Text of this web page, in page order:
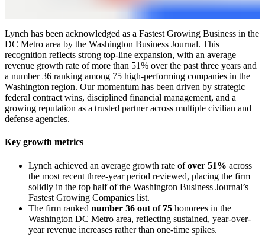
Lynch has been acknowledged as a Fastest Growing Business in the
DC Metro area by the Washington Business Journal. This
recognition reflects strong top-line expansion, with an average
revenue growth rate of more than 51% over the past three years and
a number 36 ranking among 75 high-performing companies in the
Washington region. Our momentum has been driven by strategic
federal contract wins, disciplined financial management, and a
growing reputation as a trusted partner across multiple civilian and
defense agencies.​​​​​‌ ‍ ​‍​‍‌‍ ‌ ​‍‌‍‍‌‌‍‌ ‌‍‍‌‌‍ ‍​‍​‍​ ‍‍​‍​‍‌ ​ ‌‍​‌‌‍ ‍‌‍‍‌‌ ‌​‌ ‍‌​‍ ‍‌‍‍‌‌‍ ​‍​‍​‍ ​​‍​‍‌‍‍​‌ ​‍‌‍‌‌‌‍‌‍​‍​‍​ ‍‍​‍​‍‌‍‍​‌ ‌​‌ ‌​‌ ​​‌ ​ ​ ‍‍​‍ ​‍ ‌‍ ​‌ ‍‌‌‍ ‍‌‍​ ‌‍‍​‌‍​ ‌‍ ‌‍ ‍‌ ​ ‌ ‌‌‌‍ ​‌ ‌​‌‍​‌‌‍ ‍‌ ‌​‌ ​ ​‍ ‍‌ ​ ‌‍​‌‌‍ ‍‌‍‍‌‌ ‌​‌ ‍‌​‍ ‍‌ ​ ‌ ‌​‌ ‌‌‌‍‌​‌‍‍‌‌‍ ​‍ ‌‍‍‌‌‍ ‍‌ ‌​‌‍‌‌‌‍ ‍‌ ‌​​‍ ‌‍‌‌‌‍‌​‌‍‍‌‌ ‌​​‍ ‌‍ ‌‌‍ ‌‍‌​‌‍‌‌​ ‌‌ ​​‌ ​‍‌‍‌‌‌ ​ ‌‍‌‌‌‍ ‍‌ ‌​‌‍​‌‌ ‌​‌‍‍‌‌‍ ‌‍ ‍​ ‍ ‌‍‍‌‌‍‌​​ ‌​ ‍​‌‍​ ‌‍​ ​ ‌‌​ ‌ ‌‍​‌​ ‌‍​ ‌‌​‍ ‌​ ‍​​ ​‍​ ​‍​ ‍‌​‍ ‌​ ‌​​ ‌‌​ ‌ ‌‍​ ​‍ ‌​ ‍​​ ‌‌​ ‌​​ ​ ​‍ ‌‌‍​‌​ ​‌‌‍​ ​ ‍​​ ‌​‌‍‌​​ ‍​​ ‍‌‌‍​ ‌‍​ ​ ‌‍​ ​‌​ ‍ ‌ ‌​‌ ‍‌‌ ​​‌‍‌‌​ ‌‌‍​‍‌‍ ​‌‍ ‌‍‌ ​ ‍ ‌ ​​‌‍​‌‌ ‌​‌‍‍​​ ‌‌ ​‍‌‍‍‌‌‍​ ‌‍‍​‌‌‌​‌‍‌‌‌ ‍​‌ ‌​​‍‌‌​ ‌‌‌​​‍‌‌ ‌‍‍ ‌‍‌‌‌ ‍‌​‍‌‌​ ​ ‌​‌​​‍‌‌​ ​ ‌​‌​​‍‌‌​ ​‍​ ​‍​ ‍‌​ ‌​‌‍​ ‌‍‌‍​ ‌​​ ‍​‌‍‌‍‌‍​ ​ ‍​‌‍​‍​ ‍​‌‍‌‍​‍‌‌​ ​‍​ ​‍​‍‌‌​ ‌‌‌​‌​​‍ ‍‌‍​ ‌‍‍​‌‍‍‌‌‍ ​‌‍‌​‌ ​‍‌‍‌‌‌‍ ‍​‍‌‌​ ‌‌‌​​‍‌‌ ‌‍‍ ‌‍‌‌‌ ‍‌​‍‌‌​ ​ ‌​‌​​‍‌‌​ ​ ‌​‌​​‍‌‌​ ​‍​ ​‍‌‍​‌​ ‌​​ ​‍​ ​ ‌‍​ ​ ​​​ ​ ​ ​‌​ ‌‌‌‍‌‌‌‍​‍​ ​‍​‍‌‌​ ​‍​ ​‍​‍‌‌​ ‌‌‌​‌​​‍ ‍‌ ‌​‌‍‌‌‌ ‍​‌ ‌​​ ‌‍​‍‌‍​‌‌ ​ ‌‍‌‌‌‌‌‌‌ ​‍‌‍ ​​ ‌‌‍‍​‌ ‌​‌ ‌​‌ ​​‌ ​ ​‍‌‌​ ​ ‌​​‌​‍‌‌​ ​‍‌​‌‍​‍‌‌​ ​‍‌​‌‍‌‍ ​‌ ‍‌‌‍ ‍‌‍​ ‌‍‍​‌‍​ ‌‍ ‌‍ ‍‌ ​ ‌ ‌‌‌‍ ​‌ ‌​‌‍​‌‌‍ ‍‌ ‌​‌ ​ ​‍ ‍‌ ​ ‌‍​‌‌‍ ‍‌‍‍‌‌ ‌​‌ ‍‌​‍ ‍‌ ​ ‌ ‌​‌ ‌‌‌‍‌​‌‍‍‌‌‍ ​‍‌‍‌‍‍‌‌‍‌​​ ‌​ ‍​‌‍​ ‌‍​ ​ ‌‌​ ‌ ‌‍​‌​ ‌‍​ ‌‌​‍ ‌​ ‍​​ ​‍​ ​‍​ ‍‌​‍ ‌​ ‌​​ ‌‌​ ‌ ‌‍​ ​‍ ‌​ ‍​​ ‌‌​ ‌​​ ​ ​‍ ‌‌‍​‌​ ​‌‌‍​ ​ ‍​​ ‌​‌‍‌​​ ‍​​ ‍‌‌‍​ ‌‍​ ​ ‌‍​ ​‌​‍‌‍‌ ‌​‌ ‍‌‌ ​​‌‍‌‌​ ‌‌‍​‍‌‍ ​‌‍ ‌‍‌ ​‍‌‍‌ ​​‌‍​‌‌ ‌​‌‍‍​​ ‌‌ ​‍‌‍‍‌‌‍​ ‌‍‍​‌‌‌​‌‍‌‌‌ ‍​‌ ‌​​‍‌‌​ ‌‌‌​​‍‌‌ ‌‍‍ ‌‍‌‌‌ ‍‌​‍‌‌​ ​ ‌​‌​​‍‌‌​ ​ ‌​‌​​‍‌‌​ ​‍​ ​‍​ ‍‌​ ‌​‌‍​ ‌‍‌‍​ ‌​​ ‍​‌‍‌‍‌‍​ ​ ‍​‌‍​‍​ ‍​‌‍‌‍​‍‌‌​ ​‍​ ​‍​‍‌‌​ ‌‌‌​‌​​‍ ‍‌‍​ ‌‍‍​‌‍‍‌‌‍ ​‌‍‌​‌ ​‍‌‍‌‌‌‍ ‍​‍‌‌​ ‌‌‌​​‍‌‌ ‌‍‍ ‌‍‌‌‌ ‍‌​‍‌‌​ ​ ‌​‌​​‍‌‌​ ​ ‌​‌​​‍‌‌​ ​‍​ ​‍‌‍​‌​ ‌​​ ​‍​ ​ ‌‍​ ​ ​​​ ​ ​ ​‌​ ‌‌‌‍‌‌‌‍​‍​ ​‍​‍‌‌​ ​‍​ ​‍​‍‌‌​ ‌‌‌​‌​​‍ ‍‌ ‌​‌‍‌‌‌ ‍​‌ ‌​​‍‌‍‌ ​​‌‍‌‌‌ ​‍‌ ​ ‌ ​​‌‍‌‌‌‍​ ‌ ‌​‌‍‍‌‌ ‌‍‌‍‌‌​ ‌‌ ​​‌ ‌‌‌‍​‍‌‍ ​‌‍‍‌‌ ​ ‌‍‍​‌‍‌‌‌‍‌​​‍​‍‌ ‌
Key growth metrics​​​​‌ ‍ ​‍​‍‌‍ ‌ ​‍‌‍‍‌‌‍‌ ‌‍‍‌‌‍ ‍​‍​‍​ ‍‍​‍​‍‌ ​ ‌‍​‌‌‍ ‍‌‍‍‌‌ ‌​‌ ‍‌​‍ ‍‌‍‍‌‌‍ ​‍​‍​‍ ​​‍​‍‌‍‍​‌ ​‍‌‍‌‌‌‍‌‍​‍​‍​ ‍‍​‍​‍‌‍‍​‌ ‌​‌ ‌​‌ ​​‌ ​ ​ ‍‍​‍ ​‍ ‌‍ ​‌ ‍‌‌‍ ‍‌‍​ ‌‍‍​‌‍​ ‌‍ ‌‍ ‍‌ ​ ‌ ‌‌‌‍ ​‌ ‌​‌‍​‌‌‍ ‍‌ ‌​‌ ​ ​‍ ‍‌ ​ ‌‍​‌‌‍ ‍‌‍‍‌‌ ‌​‌ ‍‌​‍ ‍‌ ​ ‌ ‌​‌ ‌‌‌‍‌​‌‍‍‌‌‍ ​‍ ‌‍‍‌‌‍ ‍‌ ‌​‌‍‌‌‌‍ ‍‌ ‌​​‍ ‌‍‌‌‌‍‌​‌‍‍‌‌ ‌​​‍ ‌‍ ‌‌‍ ‌‍‌​‌‍‌‌​ ‌‌ ​​‌ ​‍‌‍‌‌‌ ​ ‌‍‌‌‌‍ ‍‌ ‌​‌‍​‌‌ ‌​‌‍‍‌‌‍ ‌‍ ‍​ ‍ ‌‍‍‌‌‍‌​​ ‌​ ‍​‌‍​ ‌‍​ ​ ‌‌​ ‌ ‌‍​‌​ ‌‍​ ‌‌​‍ ‌​ ‍​​ ​‍​ ​‍​ ‍‌​‍ ‌​ ‌​​ ‌‌​ ‌ ‌‍​ ​‍ ‌​ ‍​​ ‌‌​ ‌​​ ​ ​‍ ‌‌‍​‌​ ​‌‌‍​ ​ ‍​​ ‌​‌‍‌​​ ‍​​ ‍‌‌‍​ ‌‍​ ​ ‌‍​ ​‌​ ‍ ‌ ‌​‌ ‍‌‌ ​​‌‍‌‌​ ‌‌‍​‍‌‍ ​‌‍ ‌‍‌ ​ ‍ ‌ ​​‌‍​‌‌ ‌​‌‍‍​​ ‌‌ ​‍‌‍‍‌‌‍​ ‌‍‍​‌‌‌​‌‍‌‌‌ ‍​‌ ‌​​‍‌‌​ ‌‌‌​​‍‌‌ ‌‍‍ ‌‍‌‌‌ ‍‌​‍‌‌​ ​ ‌​‌​​‍‌‌​ ​ ‌​‌​​‍‌‌​ ​‍​ ​‍‌‍​ ​ ​ ​ ​ ​ ​‌‌‍​‍​ ​​‌‍‌​​ ‍​​ ‌ ​ ‍​​ ​ ​ ​‌​‍‌‌​ ​‍​ ​‍​‍‌‌​ ‌‌‌​‌​​‍ ‍‌‍​ ‌‍‍​‌‍‍‌‌‍ ​‌‍‌​‌ ​‍‌‍‌‌‌‍ ‍​‍‌‌​ ‌‌‌​​‍‌‌ ‌‍‍ ‌‍‌‌‌ ‍‌​‍‌‌​ ​ ‌​‌​​‍‌‌​ ​ ‌​‌​​‍‌‌​ ​‍​ ​‍‌‍‌​‌‍​‍‌‍‌‌​ ‍​‌‍​‌​ ‍‌​ ‍​​ ​‌‌‍‌‌​ ​‌‌‍​‌​ ‌ ​‍‌‌​ ​‍​ ​‍​‍‌‌​ ‌‌‌​‌​​‍ ‍‌ ‌​‌‍‌‌‌ ‍​‌ ‌​​ ‌‍​‍‌‍​‌‌ ​ ‌‍‌‌‌‌‌‌‌ ​‍‌‍ ​​ ‌‌‍‍​‌ ‌​‌ ‌​‌ ​​‌ ​ ​‍‌‌​ ​ ‌​​‌​‍‌‌​ ​‍‌​‌‍​‍‌‌​ ​‍‌​‌‍‌‍ ​‌ ‍‌‌‍ ‍‌‍​ ‌‍‍​‌‍​ ‌‍ ‌‍ ‍‌ ​ ‌ ‌‌‌‍ ​‌ ‌​‌‍​‌‌‍ ‍‌ ‌​‌ ​ ​‍ ‍‌ ​ ‌‍​‌‌‍ ‍‌‍‍‌‌ ‌​‌ ‍‌​‍ ‍‌ ​ ‌ ‌​‌ ‌‌‌‍‌​‌‍‍‌‌‍ ​‍‌‍‌‍‍‌‌‍‌​​ ‌​ ‍​‌‍​ ‌‍​ ​ ‌‌​ ‌ ‌‍​‌​ ‌‍​ ‌‌​‍ ‌​ ‍​​ ​‍​ ​‍​ ‍‌​‍ ‌​ ‌​​ ‌‌​ ‌ ‌‍​ ​‍ ‌​ ‍​​ ‌‌​ ‌​​ ​ ​‍ ‌‌‍​‌​ ​‌‌‍​ ​ ‍​​ ‌​‌‍‌​​ ‍​​ ‍‌‌‍​ ‌‍​ ​ ‌‍​ ​‌​‍‌‍‌ ‌​‌ ‍‌‌ ​​‌‍‌‌​ ‌‌‍​‍‌‍ ​‌‍ ‌‍‌ ​‍‌‍‌ ​​‌‍​‌‌ ‌​‌‍‍​​ ‌‌ ​‍‌‍‍‌‌‍​ ‌‍‍​‌‌‌​‌‍‌‌‌ ‍​‌ ‌​​‍‌‌​ ‌‌‌​​‍‌‌ ‌‍‍ ‌‍‌‌‌ ‍‌​‍‌‌​ ​ ‌​‌​​‍‌‌​ ​ ‌​‌​​‍‌‌​ ​‍​ ​‍‌‍​ ​ ​ ​ ​ ​ ​‌‌‍​‍​ ​​‌‍‌​​ ‍​​ ‌ ​ ‍​​ ​ ​ ​‌​‍‌‌​ ​‍​ ​‍​‍‌‌​ ‌‌‌​‌​​‍ ‍‌‍​ ‌‍‍​‌‍‍‌‌‍ ​‌‍‌​‌ ​‍‌‍‌‌‌‍ ‍​‍‌‌​ ‌‌‌​​‍‌‌ ‌‍‍ ‌‍‌‌‌ ‍‌​‍‌‌​ ​ ‌​‌​​‍‌‌​ ​ ‌​‌​​‍‌‌​ ​‍​ ​‍‌‍‌​‌‍​‍‌‍‌‌​ ‍​‌‍​‌​ ‍‌​ ‍​​ ​‌‌‍‌‌​ ​‌‌‍​‌​ ‌ ​‍‌‌​ ​‍​ ​‍​‍‌‌​ ‌‌‌​‌​​‍ ‍‌ ‌​‌‍‌‌‌ ‍​‌ ‌​​‍‌‍‌ ​​‌‍‌‌‌ ​‍‌ ​ ‌ ​​‌‍‌‌‌‍​ ‌ ‌​‌‍‍‌‌ ‌‍‌‍‌‌​ ‌‌ ​​‌ ‌‌‌‍​‍‌‍ ​‌‍‍‌‌ ​ ‌‍‍​‌‍‌‌‌‍‌​​‍​‍‌ ‌
Lynch achieved an average growth rate of ​​​​‌ ‍ ​‍​‍‌‍ ‌ ​‍‌‍‍‌‌‍‌ ‌‍‍‌‌‍ ‍​‍​‍​ ‍‍​‍​‍‌ ​ ‌‍​‌‌‍ ‍‌‍‍‌‌ ‌​‌ ‍‌​‍ ‍‌‍‍‌‌‍ ​‍​‍​‍ ​​‍​‍‌‍‍​‌ ​‍‌‍‌‌‌‍‌‍​‍​‍​ ‍‍​‍​‍‌‍‍​‌ ‌​‌ ‌​‌ ​​‌ ​ ​ ‍‍​‍ ​‍ ‌‍ ​‌ ‍‌‌‍ ‍‌‍​ ‌‍‍​‌‍​ ‌‍ ‌‍ ‍‌ ​ ‌ ‌‌‌‍ ​‌ ‌​‌‍​‌‌‍ ‍‌ ‌​‌ ​ ​‍ ‍‌ ​ ‌‍​‌‌‍ ‍‌‍‍‌‌ ‌​‌ ‍‌​‍ ‍‌ ​ ‌ ‌​‌ ‌‌‌‍‌​‌‍‍‌‌‍ ​‍ ‌‍‍‌‌‍ ‍‌ ‌​‌‍‌‌‌‍ ‍‌ ‌​​‍ ‌‍‌‌‌‍‌​‌‍‍‌‌ ‌​​‍ ‌‍ ‌‌‍ ‌‍‌​‌‍‌‌​ ‌‌ ​​‌ ​‍‌‍‌‌‌ ​ ‌‍‌‌‌‍ ‍‌ ‌​‌‍​‌‌ ‌​‌‍‍‌‌‍ ‌‍ ‍​ ‍ ‌‍‍‌‌‍‌​​ ‌​ ‍​‌‍​ ‌‍​ ​ ‌‌​ ‌ ‌‍​‌​ ‌‍​ ‌‌​‍ ‌​ ‍​​ ​‍​ ​‍​ ‍‌​‍ ‌​ ‌​​ ‌‌​ ‌ ‌‍​ ​‍ ‌​ ‍​​ ‌‌​ ‌​​ ​ ​‍ ‌‌‍​‌​ ​‌‌‍​ ​ ‍​​ ‌​‌‍‌​​ ‍​​ ‍‌‌‍​ ‌‍​ ​ ‌‍​ ​‌​ ‍ ‌ ‌​‌ ‍‌‌ ​​‌‍‌‌​ ‌‌‍​‍‌‍ ​‌‍ ‌‍‌ ​ ‍ ‌ ​​‌‍​‌‌ ‌​‌‍‍​​ ‌‌ ​‍‌‍‍‌‌‍​ ‌‍‍​‌‌‌​‌‍‌‌‌ ‍​‌ ‌​​‍‌‌​ ‌‌‌​​‍‌‌ ‌‍‍ ‌‍‌‌‌ ‍‌​‍‌‌​ ​ ‌​‌​​‍‌‌​ ​ ‌​‌​​‍‌‌​ ​‍​ ​‍​ ‌​​ ​​‌‍‌‍​ ​‌‌‍‌‍‌‍‌‌‌‍‌​​ ​‍​ ​​‌‍‌​‌‍‌‍​ ‌​​‍‌‌​ ​‍​ ​‍​‍‌‌​ ‌‌‌​‌​​‍ ‍‌‍​ ‌‍‍​‌‍‍‌‌‍ ​‌‍‌​‌ ​‍‌‍‌‌‌‍ ‍​‍‌‌​ ‌‌‌​​‍‌‌ ‌‍‍ ‌‍‌‌‌ ‍‌​‍‌‌​ ​ ‌​‌​​‍‌‌​ ​ ‌​‌​​‍‌‌​ ​‍​ ​‍​ ‍​​ ​ ​ ‍‌​ ‌ ‌‍‌​​ ‍​​ ‌​‌‍​‍​ ​​‌‍​‍​ ​‍​ ​ ​‍‌‌​ ​‍​ ​‍​‍‌‌​ ‌‌‌​‌​​‍ ‍‌ ‌​‌‍‌‌‌ ‍​‌ ‌​​ ‌‍​‍‌‍​‌‌ ​ ‌‍‌‌‌‌‌‌‌ ​‍‌‍ ​​ ‌‌‍‍​‌ ‌​‌ ‌​‌ ​​‌ ​ ​‍‌‌​ ​ ‌​​‌​‍‌‌​ ​‍‌​‌‍​‍‌‌​ ​‍‌​‌‍‌‍ ​‌ ‍‌‌‍ ‍‌‍​ ‌‍‍​‌‍​ ‌‍ ‌‍ ‍‌ ​ ‌ ‌‌‌‍ ​‌ ‌​‌‍​‌‌‍ ‍‌ ‌​‌ ​ ​‍ ‍‌ ​ ‌‍​‌‌‍ ‍‌‍‍‌‌ ‌​‌ ‍‌​‍ ‍‌ ​ ‌ ‌​‌ ‌‌‌‍‌​‌‍‍‌‌‍ ​‍‌‍‌‍‍‌‌‍‌​​ ‌​ ‍​‌‍​ ‌‍​ ​ ‌‌​ ‌ ‌‍​‌​ ‌‍​ ‌‌​‍ ‌​ ‍​​ ​‍​ ​‍​ ‍‌​‍ ‌​ ‌​​ ‌‌​ ‌ ‌‍​ ​‍ ‌​ ‍​​ ‌‌​ ‌​​ ​ ​‍ ‌‌‍​‌​ ​‌‌‍​ ​ ‍​​ ‌​‌‍‌​​ ‍​​ ‍‌‌‍​ ‌‍​ ​ ‌‍​ ​‌​‍‌‍‌ ‌​‌ ‍‌‌ ​​‌‍‌‌​ ‌‌‍​‍‌‍ ​‌‍ ‌‍‌ ​‍‌‍‌ ​​‌‍​‌‌ ‌​‌‍‍​​ ‌‌ ​‍‌‍‍‌‌‍​ ‌‍‍​‌‌‌​‌‍‌‌‌ ‍​‌ ‌​​‍‌‌​ ‌‌‌​​‍‌‌ ‌‍‍ ‌‍‌‌‌ ‍‌​‍‌‌​ ​ ‌​‌​​‍‌‌​ ​ ‌​‌​​‍‌‌​ ​‍​ ​‍​ ‌​​ ​​‌‍‌‍​ ​‌‌‍‌‍‌‍‌‌‌‍‌​​ ​‍​ ​​‌‍‌​‌‍‌‍​ ‌​​‍‌‌​ ​‍​ ​‍​‍‌‌​ ‌‌‌​‌​​‍ ‍‌‍​ ‌‍‍​‌‍‍‌‌‍ ​‌‍‌​‌ ​‍‌‍‌‌‌‍ ‍​‍‌‌​ ‌‌‌​​‍‌‌ ‌‍‍ ‌‍‌‌‌ ‍‌​‍‌‌​ ​ ‌​‌​​‍‌‌​ ​ ‌​‌​​‍‌‌​ ​‍​ ​‍​ ‍​​ ​ ​ ‍‌​ ‌ ‌‍‌​​ ‍​​ ‌​‌‍​‍​ ​​‌‍​‍​ ​‍​ ​ ​‍‌‌​ ​‍​ ​‍​‍‌‌​ ‌‌‌​‌​​‍ ‍‌ ‌​‌‍‌‌‌ ‍​‌ ‌​​‍‌‍‌ ​​‌‍‌‌‌ ​‍‌ ​ ‌ ​​‌‍‌‌‌‍​ ‌ ‌​‌‍‍‌‌ ‌‍‌‍‌‌​ ‌‌ ​​‌ ‌‌‌‍​‍‌‍ ​‌‍‍‌‌ ​ ‌‍‍​‌‍‌‌‌‍‌​​‍​‍‌ ‌over 51%​​​​‌ ‍ ​‍​‍‌‍ ‌ ​‍‌‍‍‌‌‍‌ ‌‍‍‌‌‍ ‍​‍​‍​ ‍‍​‍​‍‌ ​ ‌‍​‌‌‍ ‍‌‍‍‌‌ ‌​‌ ‍‌​‍ ‍‌‍‍‌‌‍ ​‍​‍​‍ ​​‍​‍‌‍‍​‌ ​‍‌‍‌‌‌‍‌‍​‍​‍​ ‍‍​‍​‍‌‍‍​‌ ‌​‌ ‌​‌ ​​‌ ​ ​ ‍‍​‍ ​‍ ‌‍ ​‌ ‍‌‌‍ ‍‌‍​ ‌‍‍​‌‍​ ‌‍ ‌‍ ‍‌ ​ ‌ ‌‌‌‍ ​‌ ‌​‌‍​‌‌‍ ‍‌ ‌​‌ ​ ​‍ ‍‌ ​ ‌‍​‌‌‍ ‍‌‍‍‌‌ ‌​‌ ‍‌​‍ ‍‌ ​ ‌ ‌​‌ ‌‌‌‍‌​‌‍‍‌‌‍ ​‍ ‌‍‍‌‌‍ ‍‌ ‌​‌‍‌‌‌‍ ‍‌ ‌​​‍ ‌‍‌‌‌‍‌​‌‍‍‌‌ ‌​​‍ ‌‍ ‌‌‍ ‌‍‌​‌‍‌‌​ ‌‌ ​​‌ ​‍‌‍‌‌‌ ​ ‌‍‌‌‌‍ ‍‌ ‌​‌‍​‌‌ ‌​‌‍‍‌‌‍ ‌‍ ‍​ ‍ ‌‍‍‌‌‍‌​​ ‌​ ‍​‌‍​ ‌‍​ ​ ‌‌​ ‌ ‌‍​‌​ ‌‍​ ‌‌​‍ ‌​ ‍​​ ​‍​ ​‍​ ‍‌​‍ ‌​ ‌​​ ‌‌​ ‌ ‌‍​ ​‍ ‌​ ‍​​ ‌‌​ ‌​​ ​ ​‍ ‌‌‍​‌​ ​‌‌‍​ ​ ‍​​ ‌​‌‍‌​​ ‍​​ ‍‌‌‍​ ‌‍​ ​ ‌‍​ ​‌​ ‍ ‌ ‌​‌ ‍‌‌ ​​‌‍‌‌​ ‌‌‍​‍‌‍ ​‌‍ ‌‍‌ ​ ‍ ‌ ​​‌‍​‌‌ ‌​‌‍‍​​ ‌‌ ​‍‌‍‍‌‌‍​ ‌‍‍​‌‌‌​‌‍‌‌‌ ‍​‌ ‌​​‍‌‌​ ‌‌‌​​‍‌‌ ‌‍‍ ‌‍‌‌‌ ‍‌​‍‌‌​ ​ ‌​‌​​‍‌‌​ ​ ‌​‌​​‍‌‌​ ​‍​ ​‍​ ‌​​ ​​‌‍‌‍​ ​‌‌‍‌‍‌‍‌‌‌‍‌​​ ​‍​ ​​‌‍‌​‌‍‌‍​ ‌​​‍‌‌​ ​‍​ ​‍​‍‌‌​ ‌‌‌​‌​​‍ ‍‌‍​ ‌‍‍​‌‍‍‌‌‍ ​‌‍‌​‌ ​‍‌‍‌‌‌‍ ‍​‍‌‌​ ‌‌‌​​‍‌‌ ‌‍‍ ‌‍‌‌‌ ‍‌​‍‌‌​ ​ ‌​‌​​‍‌‌​ ​ ‌​‌​​‍‌‌​ ​‍​ ​‍​ ‌ ​ ‌‍​ ​‍​ ‌​​ ‌‌‌‍​‌​ ​‍‌‍‌‌​ ​‌​ ‍​​ ​‌​ ‍‌​‍‌‌​ ​‍​ ​‍​‍‌‌​ ‌‌‌​‌​​‍ ‍‌ ‌​‌‍‌‌‌ ‍​‌ ‌​​ ‌‍​‍‌‍​‌‌ ​ ‌‍‌‌‌‌‌‌‌ ​‍‌‍ ​​ ‌‌‍‍​‌ ‌​‌ ‌​‌ ​​‌ ​ ​‍‌‌​ ​ ‌​​‌​‍‌‌​ ​‍‌​‌‍​‍‌‌​ ​‍‌​‌‍‌‍ ​‌ ‍‌‌‍ ‍‌‍​ ‌‍‍​‌‍​ ‌‍ ‌‍ ‍‌ ​ ‌ ‌‌‌‍ ​‌ ‌​‌‍​‌‌‍ ‍‌ ‌​‌ ​ ​‍ ‍‌ ​ ‌‍​‌‌‍ ‍‌‍‍‌‌ ‌​‌ ‍‌​‍ ‍‌ ​ ‌ ‌​‌ ‌‌‌‍‌​‌‍‍‌‌‍ ​‍‌‍‌‍‍‌‌‍‌​​ ‌​ ‍​‌‍​ ‌‍​ ​ ‌‌​ ‌ ‌‍​‌​ ‌‍​ ‌‌​‍ ‌​ ‍​​ ​‍​ ​‍​ ‍‌​‍ ‌​ ‌​​ ‌‌​ ‌ ‌‍​ ​‍ ‌​ ‍​​ ‌‌​ ‌​​ ​ ​‍ ‌‌‍​‌​ ​‌‌‍​ ​ ‍​​ ‌​‌‍‌​​ ‍​​ ‍‌‌‍​ ‌‍​ ​ ‌‍​ ​‌​‍‌‍‌ ‌​‌ ‍‌‌ ​​‌‍‌‌​ ‌‌‍​‍‌‍ ​‌‍ ‌‍‌ ​‍‌‍‌ ​​‌‍​‌‌ ‌​‌‍‍​​ ‌‌ ​‍‌‍‍‌‌‍​ ‌‍‍​‌‌‌​‌‍‌‌‌ ‍​‌ ‌​​‍‌‌​ ‌‌‌​​‍‌‌ ‌‍‍ ‌‍‌‌‌ ‍‌​‍‌‌​ ​ ‌​‌​​‍‌‌​ ​ ‌​‌​​‍‌‌​ ​‍​ ​‍​ ‌​​ ​​‌‍‌‍​ ​‌‌‍‌‍‌‍‌‌‌‍‌​​ ​‍​ ​​‌‍‌​‌‍‌‍​ ‌​​‍‌‌​ ​‍​ ​‍​‍‌‌​ ‌‌‌​‌​​‍ ‍‌‍​ ‌‍‍​‌‍‍‌‌‍ ​‌‍‌​‌ ​‍‌‍‌‌‌‍ ‍​‍‌‌​ ‌‌‌​​‍‌‌ ‌‍‍ ‌‍‌‌‌ ‍‌​‍‌‌​ ​ ‌​‌​​‍‌‌​ ​ ‌​‌​​‍‌‌​ ​‍​ ​‍​ ‌ ​ ‌‍​ ​‍​ ‌​​ ‌‌‌‍​‌​ ​‍‌‍‌‌​ ​‌​ ‍​​ ​‌​ ‍‌​‍‌‌​ ​‍​ ​‍​‍‌‌​ ‌‌‌​‌​​‍ ‍‌ ‌​‌‍‌‌‌ ‍​‌ ‌​​‍‌‍‌ ​​‌‍‌‌‌ ​‍‌ ​ ‌ ​​‌‍‌‌‌‍​ ‌ ‌​‌‍‍‌‌ ‌‍‌‍‌‌​ ‌‌ ​​‌ ‌‌‌‍​‍‌‍ ​‌‍‍‌‌ ​ ‌‍‍​‌‍‌‌‌‍‌​​‍​‍‌ ‌ across
the most recent three-year period reviewed, placing the firm
solidly in the top half of the Washington Business Journal’s
Fastest Growing Companies list.​​​​​‌ ‍ ​‍​‍‌‍ ‌ ​‍‌‍‍‌‌‍‌ ‌‍‍‌‌‍ ‍​‍​‍​ ‍‍​‍​‍‌ ​ ‌‍​‌‌‍ ‍‌‍‍‌‌ ‌​‌ ‍‌​‍ ‍‌‍‍‌‌‍ ​‍​‍​‍ ​​‍​‍‌‍‍​‌ ​‍‌‍‌‌‌‍‌‍​‍​‍​ ‍‍​‍​‍‌‍‍​‌ ‌​‌ ‌​‌ ​​‌ ​ ​ ‍‍​‍ ​‍ ‌‍ ​‌ ‍‌‌‍ ‍‌‍​ ‌‍‍​‌‍​ ‌‍ ‌‍ ‍‌ ​ ‌ ‌‌‌‍ ​‌ ‌​‌‍​‌‌‍ ‍‌ ‌​‌ ​ ​‍ ‍‌ ​ ‌‍​‌‌‍ ‍‌‍‍‌‌ ‌​‌ ‍‌​‍ ‍‌ ​ ‌ ‌​‌ ‌‌‌‍‌​‌‍‍‌‌‍ ​‍ ‌‍‍‌‌‍ ‍‌ ‌​‌‍‌‌‌‍ ‍‌ ‌​​‍ ‌‍‌‌‌‍‌​‌‍‍‌‌ ‌​​‍ ‌‍ ‌‌‍ ‌‍‌​‌‍‌‌​ ‌‌ ​​‌ ​‍‌‍‌‌‌ ​ ‌‍‌‌‌‍ ‍‌ ‌​‌‍​‌‌ ‌​‌‍‍‌‌‍ ‌‍ ‍​ ‍ ‌‍‍‌‌‍‌​​ ‌​ ‍​‌‍​ ‌‍​ ​ ‌‌​ ‌ ‌‍​‌​ ‌‍​ ‌‌​‍ ‌​ ‍​​ ​‍​ ​‍​ ‍‌​‍ ‌​ ‌​​ ‌‌​ ‌ ‌‍​ ​‍ ‌​ ‍​​ ‌‌​ ‌​​ ​ ​‍ ‌‌‍​‌​ ​‌‌‍​ ​ ‍​​ ‌​‌‍‌​​ ‍​​ ‍‌‌‍​ ‌‍​ ​ ‌‍​ ​‌​ ‍ ‌ ‌​‌ ‍‌‌ ​​‌‍‌‌​ ‌‌‍​‍‌‍ ​‌‍ ‌‍‌ ​ ‍ ‌ ​​‌‍​‌‌ ‌​‌‍‍​​ ‌‌ ​‍‌‍‍‌‌‍​ ‌‍‍​‌‌‌​‌‍‌‌‌ ‍​‌ ‌​​‍‌‌​ ‌‌‌​​‍‌‌ ‌‍‍ ‌‍‌‌‌ ‍‌​‍‌‌​ ​ ‌​‌​​‍‌‌​ ​ ‌​‌​​‍‌‌​ ​‍​ ​‍​ ‌​​ ​​‌‍‌‍​ ​‌‌‍‌‍‌‍‌‌‌‍‌​​ ​‍​ ​​‌‍‌​‌‍‌‍​ ‌​​‍‌‌​ ​‍​ ​‍​‍‌‌​ ‌‌‌​‌​​‍ ‍‌‍​ ‌‍‍​‌‍‍‌‌‍ ​‌‍‌​‌ ​‍‌‍‌‌‌‍ ‍​‍‌‌​ ‌‌‌​​‍‌‌ ‌‍‍ ‌‍‌‌‌ ‍‌​‍‌‌​ ​ ‌​‌​​‍‌‌​ ​ ‌​‌​​‍‌‌​ ​‍​ ​‍​ ‍‌​ ‍​​ ‍‌‌‍‌‌‌‍‌​​ ‍‌​ ‌‌​ ​‍‌‍​‌​ ​‌​ ​​​ ​​​‍‌‌​ ​‍​ ​‍​‍‌‌​ ‌‌‌​‌​​‍ ‍‌ ‌​‌‍‌‌‌ ‍​‌ ‌​​ ‌‍​‍‌‍​‌‌ ​ ‌‍‌‌‌‌‌‌‌ ​‍‌‍ ​​ ‌‌‍‍​‌ ‌​‌ ‌​‌ ​​‌ ​ ​‍‌‌​ ​ ‌​​‌​‍‌‌​ ​‍‌​‌‍​‍‌‌​ ​‍‌​‌‍‌‍ ​‌ ‍‌‌‍ ‍‌‍​ ‌‍‍​‌‍​ ‌‍ ‌‍ ‍‌ ​ ‌ ‌‌‌‍ ​‌ ‌​‌‍​‌‌‍ ‍‌ ‌​‌ ​ ​‍ ‍‌ ​ ‌‍​‌‌‍ ‍‌‍‍‌‌ ‌​‌ ‍‌​‍ ‍‌ ​ ‌ ‌​‌ ‌‌‌‍‌​‌‍‍‌‌‍ ​‍‌‍‌‍‍‌‌‍‌​​ ‌​ ‍​‌‍​ ‌‍​ ​ ‌‌​ ‌ ‌‍​‌​ ‌‍​ ‌‌​‍ ‌​ ‍​​ ​‍​ ​‍​ ‍‌​‍ ‌​ ‌​​ ‌‌​ ‌ ‌‍​ ​‍ ‌​ ‍​​ ‌‌​ ‌​​ ​ ​‍ ‌‌‍​‌​ ​‌‌‍​ ​ ‍​​ ‌​‌‍‌​​ ‍​​ ‍‌‌‍​ ‌‍​ ​ ‌‍​ ​‌​‍‌‍‌ ‌​‌ ‍‌‌ ​​‌‍‌‌​ ‌‌‍​‍‌‍ ​‌‍ ‌‍‌ ​‍‌‍‌ ​​‌‍​‌‌ ‌​‌‍‍​​ ‌‌ ​‍‌‍‍‌‌‍​ ‌‍‍​‌‌‌​‌‍‌‌‌ ‍​‌ ‌​​‍‌‌​ ‌‌‌​​‍‌‌ ‌‍‍ ‌‍‌‌‌ ‍‌​‍‌‌​ ​ ‌​‌​​‍‌‌​ ​ ‌​‌​​‍‌‌​ ​‍​ ​‍​ ‌​​ ​​‌‍‌‍​ ​‌‌‍‌‍‌‍‌‌‌‍‌​​ ​‍​ ​​‌‍‌​‌‍‌‍​ ‌​​‍‌‌​ ​‍​ ​‍​‍‌‌​ ‌‌‌​‌​​‍ ‍‌‍​ ‌‍‍​‌‍‍‌‌‍ ​‌‍‌​‌ ​‍‌‍‌‌‌‍ ‍​‍‌‌​ ‌‌‌​​‍‌‌ ‌‍‍ ‌‍‌‌‌ ‍‌​‍‌‌​ ​ ‌​‌​​‍‌‌​ ​ ‌​‌​​‍‌‌​ ​‍​ ​‍​ ‍‌​ ‍​​ ‍‌‌‍‌‌‌‍‌​​ ‍‌​ ‌‌​ ​‍‌‍​‌​ ​‌​ ​​​ ​​​‍‌‌​ ​‍​ ​‍​‍‌‌​ ‌‌‌​‌​​‍ ‍‌ ‌​‌‍‌‌‌ ‍​‌ ‌​​‍‌‍‌ ​​‌‍‌‌‌ ​‍‌ ​ ‌ ​​‌‍‌‌‌‍​ ‌ ‌​‌‍‍‌‌ ‌‍‌‍‌‌​ ‌‌ ​​‌ ‌‌‌‍​‍‌‍ ​‌‍‍‌‌ ​ ‌‍‍​‌‍‌‌‌‍‌​​‍​‍‌ ‌
The firm ranked ​​​​‌ ‍ ​‍​‍‌‍ ‌ ​‍‌‍‍‌‌‍‌ ‌‍‍‌‌‍ ‍​‍​‍​ ‍‍​‍​‍‌ ​ ‌‍​‌‌‍ ‍‌‍‍‌‌ ‌​‌ ‍‌​‍ ‍‌‍‍‌‌‍ ​‍​‍​‍ ​​‍​‍‌‍‍​‌ ​‍‌‍‌‌‌‍‌‍​‍​‍​ ‍‍​‍​‍‌‍‍​‌ ‌​‌ ‌​‌ ​​‌ ​ ​ ‍‍​‍ ​‍ ‌‍ ​‌ ‍‌‌‍ ‍‌‍​ ‌‍‍​‌‍​ ‌‍ ‌‍ ‍‌ ​ ‌ ‌‌‌‍ ​‌ ‌​‌‍​‌‌‍ ‍‌ ‌​‌ ​ ​‍ ‍‌ ​ ‌‍​‌‌‍ ‍‌‍‍‌‌ ‌​‌ ‍‌​‍ ‍‌ ​ ‌ ‌​‌ ‌‌‌‍‌​‌‍‍‌‌‍ ​‍ ‌‍‍‌‌‍ ‍‌ ‌​‌‍‌‌‌‍ ‍‌ ‌​​‍ ‌‍‌‌‌‍‌​‌‍‍‌‌ ‌​​‍ ‌‍ ‌‌‍ ‌‍‌​‌‍‌‌​ ‌‌ ​​‌ ​‍‌‍‌‌‌ ​ ‌‍‌‌‌‍ ‍‌ ‌​‌‍​‌‌ ‌​‌‍‍‌‌‍ ‌‍ ‍​ ‍ ‌‍‍‌‌‍‌​​ ‌​ ‍​‌‍​ ‌‍​ ​ ‌‌​ ‌ ‌‍​‌​ ‌‍​ ‌‌​‍ ‌​ ‍​​ ​‍​ ​‍​ ‍‌​‍ ‌​ ‌​​ ‌‌​ ‌ ‌‍​ ​‍ ‌​ ‍​​ ‌‌​ ‌​​ ​ ​‍ ‌‌‍​‌​ ​‌‌‍​ ​ ‍​​ ‌​‌‍‌​​ ‍​​ ‍‌‌‍​ ‌‍​ ​ ‌‍​ ​‌​ ‍ ‌ ‌​‌ ‍‌‌ ​​‌‍‌‌​ ‌‌‍​‍‌‍ ​‌‍ ‌‍‌ ​ ‍ ‌ ​​‌‍​‌‌ ‌​‌‍‍​​ ‌‌ ​‍‌‍‍‌‌‍​ ‌‍‍​‌‌‌​‌‍‌‌‌ ‍​‌ ‌​​‍‌‌​ ‌‌‌​​‍‌‌ ‌‍‍ ‌‍‌‌‌ ‍‌​‍‌‌​ ​ ‌​‌​​‍‌‌​ ​ ‌​‌​​‍‌‌​ ​‍​ ​‍​ ‌ ​ ​‍​ ‌‍​ ‌​​ ​‍​ ‍​‌‍‌‌​ ​‌​ ​​‌‍​‌‌‍‌‍​ ‍‌​‍‌‌​ ​‍​ ​‍​‍‌‌​ ‌‌‌​‌​​‍ ‍‌‍​ ‌‍‍​‌‍‍‌‌‍ ​‌‍‌​‌ ​‍‌‍‌‌‌‍ ‍​‍‌‌​ ‌‌‌​​‍‌‌ ‌‍‍ ‌‍‌‌‌ ‍‌​‍‌‌​ ​ ‌​‌​​‍‌‌​ ​ ‌​‌​​‍‌‌​ ​‍​ ​‍​ ​‌​ ‌​‌‍‌‌​ ‌‍​ ‌‍‌‍​ ‌‍‌‌​ ‍​‌‍‌​‌‍‌‍​ ​​​ ​ ​‍‌‌​ ​‍​ ​‍​‍‌‌​ ‌‌‌​‌​​‍ ‍‌ ‌​‌‍‌‌‌ ‍​‌ ‌​​ ‌‍​‍‌‍​‌‌ ​ ‌‍‌‌‌‌‌‌‌ ​‍‌‍ ​​ ‌‌‍‍​‌ ‌​‌ ‌​‌ ​​‌ ​ ​‍‌‌​ ​ ‌​​‌​‍‌‌​ ​‍‌​‌‍​‍‌‌​ ​‍‌​‌‍‌‍ ​‌ ‍‌‌‍ ‍‌‍​ ‌‍‍​‌‍​ ‌‍ ‌‍ ‍‌ ​ ‌ ‌‌‌‍ ​‌ ‌​‌‍​‌‌‍ ‍‌ ‌​‌ ​ ​‍ ‍‌ ​ ‌‍​‌‌‍ ‍‌‍‍‌‌ ‌​‌ ‍‌​‍ ‍‌ ​ ‌ ‌​‌ ‌‌‌‍‌​‌‍‍‌‌‍ ​‍‌‍‌‍‍‌‌‍‌​​ ‌​ ‍​‌‍​ ‌‍​ ​ ‌‌​ ‌ ‌‍​‌​ ‌‍​ ‌‌​‍ ‌​ ‍​​ ​‍​ ​‍​ ‍‌​‍ ‌​ ‌​​ ‌‌​ ‌ ‌‍​ ​‍ ‌​ ‍​​ ‌‌​ ‌​​ ​ ​‍ ‌‌‍​‌​ ​‌‌‍​ ​ ‍​​ ‌​‌‍‌​​ ‍​​ ‍‌‌‍​ ‌‍​ ​ ‌‍​ ​‌​‍‌‍‌ ‌​‌ ‍‌‌ ​​‌‍‌‌​ ‌‌‍​‍‌‍ ​‌‍ ‌‍‌ ​‍‌‍‌ ​​‌‍​‌‌ ‌​‌‍‍​​ ‌‌ ​‍‌‍‍‌‌‍​ ‌‍‍​‌‌‌​‌‍‌‌‌ ‍​‌ ‌​​‍‌‌​ ‌‌‌​​‍‌‌ ‌‍‍ ‌‍‌‌‌ ‍‌​‍‌‌​ ​ ‌​‌​​‍‌‌​ ​ ‌​‌​​‍‌‌​ ​‍​ ​‍​ ‌ ​ ​‍​ ‌‍​ ‌​​ ​‍​ ‍​‌‍‌‌​ ​‌​ ​​‌‍​‌‌‍‌‍​ ‍‌​‍‌‌​ ​‍​ ​‍​‍‌‌​ ‌‌‌​‌​​‍ ‍‌‍​ ‌‍‍​‌‍‍‌‌‍ ​‌‍‌​‌ ​‍‌‍‌‌‌‍ ‍​‍‌‌​ ‌‌‌​​‍‌‌ ‌‍‍ ‌‍‌‌‌ ‍‌​‍‌‌​ ​ ‌​‌​​‍‌‌​ ​ ‌​‌​​‍‌‌​ ​‍​ ​‍​ ​‌​ ‌​‌‍‌‌​ ‌‍​ ‌‍‌‍​ ‌‍‌‌​ ‍​‌‍‌​‌‍‌‍​ ​​​ ​ ​‍‌‌​ ​‍​ ​‍​‍‌‌​ ‌‌‌​‌​​‍ ‍‌ ‌​‌‍‌‌‌ ‍​‌ ‌​​‍‌‍‌ ​​‌‍‌‌‌ ​‍‌ ​ ‌ ​​‌‍‌‌‌‍​ ‌ ‌​‌‍‍‌‌ ‌‍‌‍‌‌​ ‌‌ ​​‌ ‌‌‌‍​‍‌‍ ​‌‍‍‌‌ ​ ‌‍‍​‌‍‌‌‌‍‌​​‍​‍‌ ‌ number 36 out of 75​​​​‌ ‍ ​‍​‍‌‍ ‌ ​‍‌‍‍‌‌‍‌ ‌‍‍‌‌‍ ‍​‍​‍​ ‍‍​‍​‍‌ ​ ‌‍​‌‌‍ ‍‌‍‍‌‌ ‌​‌ ‍‌​‍ ‍‌‍‍‌‌‍ ​‍​‍​‍ ​​‍​‍‌‍‍​‌ ​‍‌‍‌‌‌‍‌‍​‍​‍​ ‍‍​‍​‍‌‍‍​‌ ‌​‌ ‌​‌ ​​‌ ​ ​ ‍‍​‍ ​‍ ‌‍ ​‌ ‍‌‌‍ ‍‌‍​ ‌‍‍​‌‍​ ‌‍ ‌‍ ‍‌ ​ ‌ ‌‌‌‍ ​‌ ‌​‌‍​‌‌‍ ‍‌ ‌​‌ ​ ​‍ ‍‌ ​ ‌‍​‌‌‍ ‍‌‍‍‌‌ ‌​‌ ‍‌​‍ ‍‌ ​ ‌ ‌​‌ ‌‌‌‍‌​‌‍‍‌‌‍ ​‍ ‌‍‍‌‌‍ ‍‌ ‌​‌‍‌‌‌‍ ‍‌ ‌​​‍ ‌‍‌‌‌‍‌​‌‍‍‌‌ ‌​​‍ ‌‍ ‌‌‍ ‌‍‌​‌‍‌‌​ ‌‌ ​​‌ ​‍‌‍‌‌‌ ​ ‌‍‌‌‌‍ ‍‌ ‌​‌‍​‌‌ ‌​‌‍‍‌‌‍ ‌‍ ‍​ ‍ ‌‍‍‌‌‍‌​​ ‌​ ‍​‌‍​ ‌‍​ ​ ‌‌​ ‌ ‌‍​‌​ ‌‍​ ‌‌​‍ ‌​ ‍​​ ​‍​ ​‍​ ‍‌​‍ ‌​ ‌​​ ‌‌​ ‌ ‌‍​ ​‍ ‌​ ‍​​ ‌‌​ ‌​​ ​ ​‍ ‌‌‍​‌​ ​‌‌‍​ ​ ‍​​ ‌​‌‍‌​​ ‍​​ ‍‌‌‍​ ‌‍​ ​ ‌‍​ ​‌​ ‍ ‌ ‌​‌ ‍‌‌ ​​‌‍‌‌​ ‌‌‍​‍‌‍ ​‌‍ ‌‍‌ ​ ‍ ‌ ​​‌‍​‌‌ ‌​‌‍‍​​ ‌‌ ​‍‌‍‍‌‌‍​ ‌‍‍​‌‌‌​‌‍‌‌‌ ‍​‌ ‌​​‍‌‌​ ‌‌‌​​‍‌‌ ‌‍‍ ‌‍‌‌‌ ‍‌​‍‌‌​ ​ ‌​‌​​‍‌‌​ ​ ‌​‌​​‍‌‌​ ​‍​ ​‍​ ‌ ​ ​‍​ ‌‍​ ‌​​ ​‍​ ‍​‌‍‌‌​ ​‌​ ​​‌‍​‌‌‍‌‍​ ‍‌​‍‌‌​ ​‍​ ​‍​‍‌‌​ ‌‌‌​‌​​‍ ‍‌‍​ ‌‍‍​‌‍‍‌‌‍ ​‌‍‌​‌ ​‍‌‍‌‌‌‍ ‍​‍‌‌​ ‌‌‌​​‍‌‌ ‌‍‍ ‌‍‌‌‌ ‍‌​‍‌‌​ ​ ‌​‌​​‍‌‌​ ​ ‌​‌​​‍‌‌​ ​‍​ ​‍​ ​‍​ ​‌‌‍​‍‌‍‌​‌‍‌‌​ ​‌​ ‍‌​ ‍‌‌‍​‍​ ​​​ ‍‌‌‍‌​​‍‌‌​ ​‍​ ​‍​‍‌‌​ ‌‌‌​‌​​‍ ‍‌ ‌​‌‍‌‌‌ ‍​‌ ‌​​ ‌‍​‍‌‍​‌‌ ​ ‌‍‌‌‌‌‌‌‌ ​‍‌‍ ​​ ‌‌‍‍​‌ ‌​‌ ‌​‌ ​​‌ ​ ​‍‌‌​ ​ ‌​​‌​‍‌‌​ ​‍‌​‌‍​‍‌‌​ ​‍‌​‌‍‌‍ ​‌ ‍‌‌‍ ‍‌‍​ ‌‍‍​‌‍​ ‌‍ ‌‍ ‍‌ ​ ‌ ‌‌‌‍ ​‌ ‌​‌‍​‌‌‍ ‍‌ ‌​‌ ​ ​‍ ‍‌ ​ ‌‍​‌‌‍ ‍‌‍‍‌‌ ‌​‌ ‍‌​‍ ‍‌ ​ ‌ ‌​‌ ‌‌‌‍‌​‌‍‍‌‌‍ ​‍‌‍‌‍‍‌‌‍‌​​ ‌​ ‍​‌‍​ ‌‍​ ​ ‌‌​ ‌ ‌‍​‌​ ‌‍​ ‌‌​‍ ‌​ ‍​​ ​‍​ ​‍​ ‍‌​‍ ‌​ ‌​​ ‌‌​ ‌ ‌‍​ ​‍ ‌​ ‍​​ ‌‌​ ‌​​ ​ ​‍ ‌‌‍​‌​ ​‌‌‍​ ​ ‍​​ ‌​‌‍‌​​ ‍​​ ‍‌‌‍​ ‌‍​ ​ ‌‍​ ​‌​‍‌‍‌ ‌​‌ ‍‌‌ ​​‌‍‌‌​ ‌‌‍​‍‌‍ ​‌‍ ‌‍‌ ​‍‌‍‌ ​​‌‍​‌‌ ‌​‌‍‍​​ ‌‌ ​‍‌‍‍‌‌‍​ ‌‍‍​‌‌‌​‌‍‌‌‌ ‍​‌ ‌​​‍‌‌​ ‌‌‌​​‍‌‌ ‌‍‍ ‌‍‌‌‌ ‍‌​‍‌‌​ ​ ‌​‌​​‍‌‌​ ​ ‌​‌​​‍‌‌​ ​‍​ ​‍​ ‌ ​ ​‍​ ‌‍​ ‌​​ ​‍​ ‍​‌‍‌‌​ ​‌​ ​​‌‍​‌‌‍‌‍​ ‍‌​‍‌‌​ ​‍​ ​‍​‍‌‌​ ‌‌‌​‌​​‍ ‍‌‍​ ‌‍‍​‌‍‍‌‌‍ ​‌‍‌​‌ ​‍‌‍‌‌‌‍ ‍​‍‌‌​ ‌‌‌​​‍‌‌ ‌‍‍ ‌‍‌‌‌ ‍‌​‍‌‌​ ​ ‌​‌​​‍‌‌​ ​ ‌​‌​​‍‌‌​ ​‍​ ​‍​ ​‍​ ​‌‌‍​‍‌‍‌​‌‍‌‌​ ​‌​ ‍‌​ ‍‌‌‍​‍​ ​​​ ‍‌‌‍‌​​‍‌‌​ ​‍​ ​‍​‍‌‌​ ‌‌‌​‌​​‍ ‍‌ ‌​‌‍‌‌‌ ‍​‌ ‌​​‍‌‍‌ ​​‌‍‌‌‌ ​‍‌ ​ ‌ ​​‌‍‌‌‌‍​ ‌ ‌​‌‍‍‌‌ ‌‍‌‍‌‌​ ‌‌ ​​‌ ‌‌‌‍​‍‌‍ ​‌‍‍‌‌ ​ ‌‍‍​‌‍‌‌‌‍‌​​‍​‍‌ ‌ honorees in the
Washington DC Metro area, reflecting sustained, year-over-
year revenue increases rather than one-time spikes.​​​​​‌ ‍ ​‍​‍‌‍ ‌ ​‍‌‍‍‌‌‍‌ ‌‍‍‌‌‍ ‍​‍​‍​ ‍‍​‍​‍‌ ​ ‌‍​‌‌‍ ‍‌‍‍‌‌ ‌​‌ ‍‌​‍ ‍‌‍‍‌‌‍ ​‍​‍​‍ ​​‍​‍‌‍‍​‌ ​‍‌‍‌‌‌‍‌‍​‍​‍​ ‍‍​‍​‍‌‍‍​‌ ‌​‌ ‌​‌ ​​‌ ​ ​ ‍‍​‍ ​‍ ‌‍ ​‌ ‍‌‌‍ ‍‌‍​ ‌‍‍​‌‍​ ‌‍ ‌‍ ‍‌ ​ ‌ ‌‌‌‍ ​‌ ‌​‌‍​‌‌‍ ‍‌ ‌​‌ ​ ​‍ ‍‌ ​ ‌‍​‌‌‍ ‍‌‍‍‌‌ ‌​‌ ‍‌​‍ ‍‌ ​ ‌ ‌​‌ ‌‌‌‍‌​‌‍‍‌‌‍ ​‍ ‌‍‍‌‌‍ ‍‌ ‌​‌‍‌‌‌‍ ‍‌ ‌​​‍ ‌‍‌‌‌‍‌​‌‍‍‌‌ ‌​​‍ ‌‍ ‌‌‍ ‌‍‌​‌‍‌‌​ ‌‌ ​​‌ ​‍‌‍‌‌‌ ​ ‌‍‌‌‌‍ ‍‌ ‌​‌‍​‌‌ ‌​‌‍‍‌‌‍ ‌‍ ‍​ ‍ ‌‍‍‌‌‍‌​​ ‌​ ‍​‌‍​ ‌‍​ ​ ‌‌​ ‌ ‌‍​‌​ ‌‍​ ‌‌​‍ ‌​ ‍​​ ​‍​ ​‍​ ‍‌​‍ ‌​ ‌​​ ‌‌​ ‌ ‌‍​ ​‍ ‌​ ‍​​ ‌‌​ ‌​​ ​ ​‍ ‌‌‍​‌​ ​‌‌‍​ ​ ‍​​ ‌​‌‍‌​​ ‍​​ ‍‌‌‍​ ‌‍​ ​ ‌‍​ ​‌​ ‍ ‌ ‌​‌ ‍‌‌ ​​‌‍‌‌​ ‌‌‍​‍‌‍ ​‌‍ ‌‍‌ ​ ‍ ‌ ​​‌‍​‌‌ ‌​‌‍‍​​ ‌‌ ​‍‌‍‍‌‌‍​ ‌‍‍​‌‌‌​‌‍‌‌‌ ‍​‌ ‌​​‍‌‌​ ‌‌‌​​‍‌‌ ‌‍‍ ‌‍‌‌‌ ‍‌​‍‌‌​ ​ ‌​‌​​‍‌‌​ ​ ‌​‌​​‍‌‌​ ​‍​ ​‍​ ‌ ​ ​‍​ ‌‍​ ‌​​ ​‍​ ‍​‌‍‌‌​ ​‌​ ​​‌‍​‌‌‍‌‍​ ‍‌​‍‌‌​ ​‍​ ​‍​‍‌‌​ ‌‌‌​‌​​‍ ‍‌‍​ ‌‍‍​‌‍‍‌‌‍ ​‌‍‌​‌ ​‍‌‍‌‌‌‍ ‍​‍‌‌​ ‌‌‌​​‍‌‌ ‌‍‍ ‌‍‌‌‌ ‍‌​‍‌‌​ ​ ‌​‌​​‍‌‌​ ​ ‌​‌​​‍‌‌​ ​‍​ ​‍‌‍​‌​ ‌ ‌‍‌‍‌‍​‌​ ​​​ ​‍‌‍‌‍​ ‌‍‌‍‌‌‌‍‌​‌‍‌​‌‍​‌​‍‌‌​ ​‍​ ​‍​‍‌‌​ ‌‌‌​‌​​‍ ‍‌ ‌​‌‍‌‌‌ ‍​‌ ‌​​ ‌‍​‍‌‍​‌‌ ​ ‌‍‌‌‌‌‌‌‌ ​‍‌‍ ​​ ‌‌‍‍​‌ ‌​‌ ‌​‌ ​​‌ ​ ​‍‌‌​ ​ ‌​​‌​‍‌‌​ ​‍‌​‌‍​‍‌‌​ ​‍‌​‌‍‌‍ ​‌ ‍‌‌‍ ‍‌‍​ ‌‍‍​‌‍​ ‌‍ ‌‍ ‍‌ ​ ‌ ‌‌‌‍ ​‌ ‌​‌‍​‌‌‍ ‍‌ ‌​‌ ​ ​‍ ‍‌ ​ ‌‍​‌‌‍ ‍‌‍‍‌‌ ‌​‌ ‍‌​‍ ‍‌ ​ ‌ ‌​‌ ‌‌‌‍‌​‌‍‍‌‌‍ ​‍‌‍‌‍‍‌‌‍‌​​ ‌​ ‍​‌‍​ ‌‍​ ​ ‌‌​ ‌ ‌‍​‌​ ‌‍​ ‌‌​‍ ‌​ ‍​​ ​‍​ ​‍​ ‍‌​‍ ‌​ ‌​​ ‌‌​ ‌ ‌‍​ ​‍ ‌​ ‍​​ ‌‌​ ‌​​ ​ ​‍ ‌‌‍​‌​ ​‌‌‍​ ​ ‍​​ ‌​‌‍‌​​ ‍​​ ‍‌‌‍​ ‌‍​ ​ ‌‍​ ​‌​‍‌‍‌ ‌​‌ ‍‌‌ ​​‌‍‌‌​ ‌‌‍​‍‌‍ ​‌‍ ‌‍‌ ​‍‌‍‌ ​​‌‍​‌‌ ‌​‌‍‍​​ ‌‌ ​‍‌‍‍‌‌‍​ ‌‍‍​‌‌‌​‌‍‌‌‌ ‍​‌ ‌​​‍‌‌​ ‌‌‌​​‍‌‌ ‌‍‍ ‌‍‌‌‌ ‍‌​‍‌‌​ ​ ‌​‌​​‍‌‌​ ​ ‌​‌​​‍‌‌​ ​‍​ ​‍​ ‌ ​ ​‍​ ‌‍​ ‌​​ ​‍​ ‍​‌‍‌‌​ ​‌​ ​​‌‍​‌‌‍‌‍​ ‍‌​‍‌‌​ ​‍​ ​‍​‍‌‌​ ‌‌‌​‌​​‍ ‍‌‍​ ‌‍‍​‌‍‍‌‌‍ ​‌‍‌​‌ ​‍‌‍‌‌‌‍ ‍​‍‌‌​ ‌‌‌​​‍‌‌ ‌‍‍ ‌‍‌‌‌ ‍‌​‍‌‌​ ​ ‌​‌​​‍‌‌​ ​ ‌​‌​​‍‌‌​ ​‍​ ​‍‌‍​‌​ ‌ ‌‍‌‍‌‍​‌​ ​​​ ​‍‌‍‌‍​ ‌‍‌‍‌‌‌‍‌​‌‍‌​‌‍​‌​‍‌‌​ ​‍​ ​‍​‍‌‌​ ‌‌‌​‌​​‍ ‍‌ ‌​‌‍‌‌‌ ‍​‌ ‌​​‍‌‍‌ ​​‌‍‌‌‌ ​‍‌ ​ ‌ ​​‌‍‌‌‌‍​ ‌ ‌​‌‍‍‌‌ ‌‍‌‍‌‌​ ‌‌ ​​‌ ‌‌‌‍​‍‌‍ ​‌‍‍‌‌ ​ ‌‍‍​‌‍‌‌‌‍‌​​‍​‍‌ ‌